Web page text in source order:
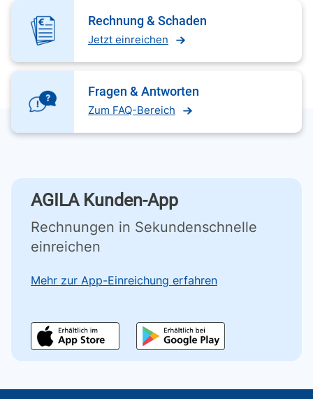
Rechnung & Schaden
Jetzt einreichen
Fragen & Antworten
Zum FAQ-Bereich
AGILA Kunden-App
Rechnungen in Sekundenschnelle
einreichen
Mehr zur App-Einreichung erfahren